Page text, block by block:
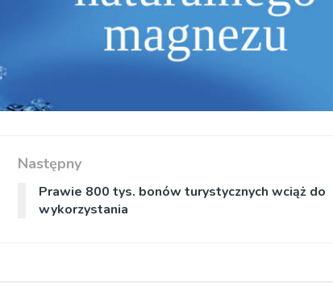
Następny
Prawie 800 tys. bonów turystycznych wciąż do
wykorzystania